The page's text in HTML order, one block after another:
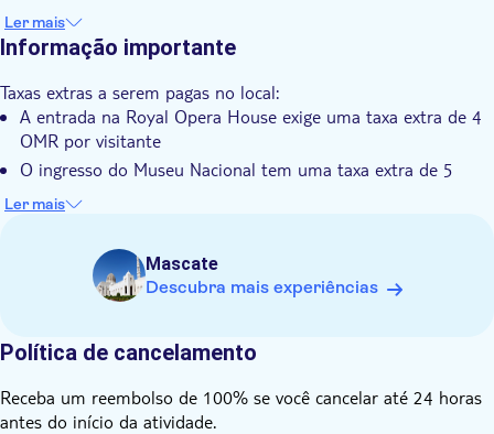
Pick up no hotel
Visite a Royal Opera House e aprenda sobre o compromisso
de Omã com as artes e a cultura
lembranças exclusivas no antigo souq
Ler mais
Informação importante
Taxas extras a serem pagas no local:
A entrada na Royal Opera House exige uma taxa extra de 4
OMR por visitante
O ingresso do Museu Nacional tem uma taxa extra de 5
OMR por visitante com mais de 5 anos. Crianças de 0 a 5
anos não pagam.
O almoço no restaurante local não está incluído
Saiba com antecedência:
Por favor, informe seu número de telefone ao finalizar a
por WhatsApp um dia antes do passeio.
necessário para visitar a Mesquita
Ler mais
Mascate
Descubra mais experiências
Política de cancelamento
Receba um reembolso de 100% se você cancelar até 24 horas
antes do início da atividade.